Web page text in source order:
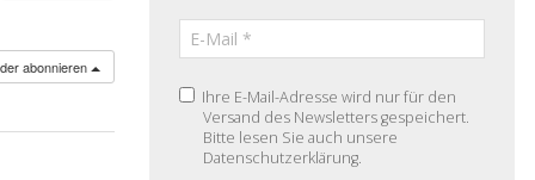
abonnieren
Ihre E-Mail-Adresse wird nur für den
Versand des Newsletters gespeichert.
Bitte lesen Sie auch unsere
Datenschutzerklärung.